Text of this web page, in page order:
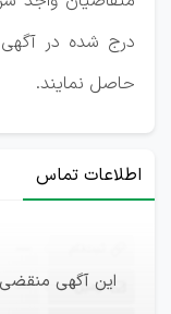
درج شده در آگهی
حاصل نمایند.
اطلاعات تماس
این آگهی
ایمیل —